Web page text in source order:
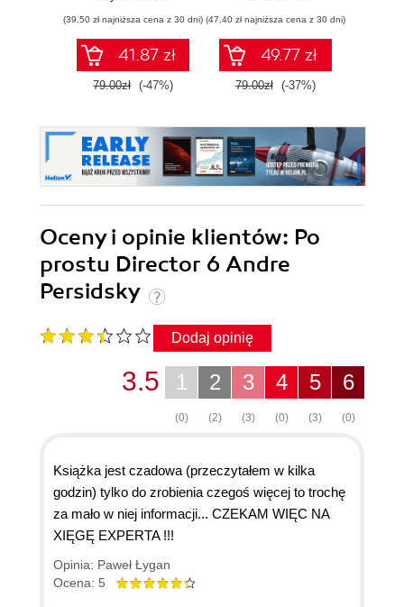
(39,50 zł najniższa cena z 30 dni)
41.87 zł
79.00zł (-47%)
(47,40 zł najniższa cena z 30 dni)
49.77 zł
79.00zł (-37%)
Oceny i opinie klientów: Po
prostu Director 6 Andre
Persidsky
Dodaj opinię
6
(0)
5
(3)
4
(0)
3
(3)
2
(2)
1
(0)
3.5
Książka jest czadowa (przeczytałem w kilka
godzin) tylko do zrobienia czegoś więcej to trochę
za mało w niej informacji... CZEKAM WIĘC NA
XIĘGĘ EXPERTA !!!
Opinia: Paweł Łygan
Ocena: 5